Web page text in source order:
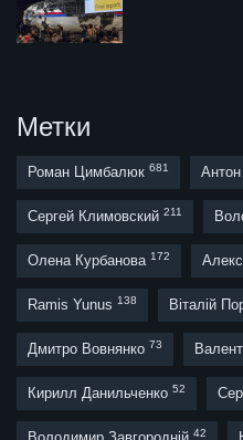
Метки
Роман Цимбалюк 681
Сергей Климовский 211
Олена Курбанова 172
Ramis Yunus 138 Віталій
Дмитро Вовнянко 73
Кирилл Данильченко 52
42